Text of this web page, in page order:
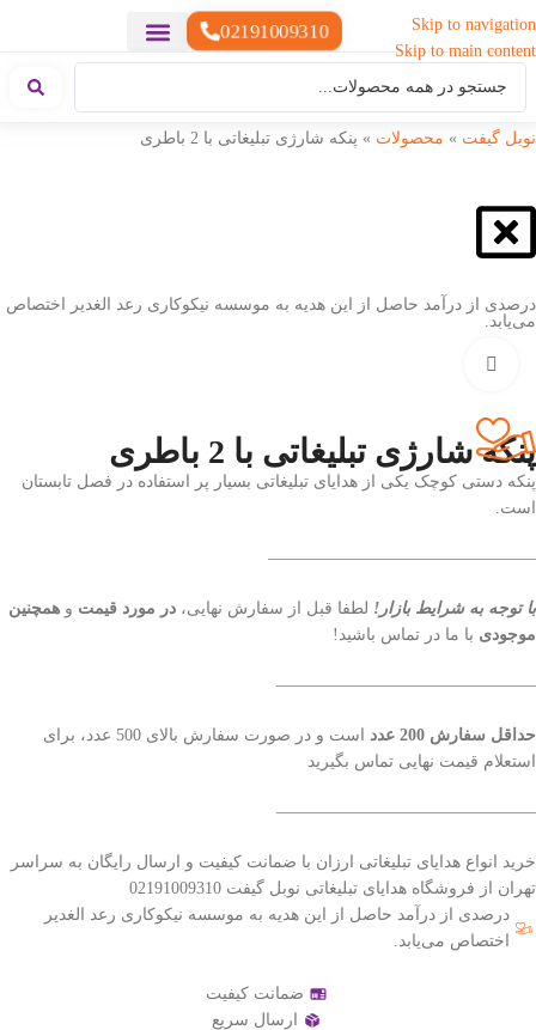
Skip to navigation
Skip to main content
02191009310
نوبل گیفت » محصولات » پنکه شارژی تبلیغاتی با 2 باطری
درصدی از درآمد حاصل از این هدیه به موسسه نیکوکاری رعد الغدیر اختصاص
می‌یابد.
پنکه شارژی تبلیغاتی با 2 باطری
پنکه دستی کوچک یکی از هدایای تبلیغاتی بسیار پر استفاده در فصل تابستان
است.
————————————————
با توجه به شرایط بازار! لطفا قبل از سفارش نهایی، در مورد قیمت و همچنین
موجودی با ما در تماس باشید!
———————————————–
حداقل سفارش 200 عدد
است و در صورت سفارش بالای 500 عدد، برای
استعلام قیمت نهایی تماس بگیرید
———————————————–
خرید انواع هدایای تبلیغاتی ارزان با ضمانت کیفیت و ارسال رایگان به سراسر
تهران از فروشگاه هدایای تبلیغاتی نوبل گیفت 02191009310
درصدی از درآمد حاصل از این هدیه به موسسه نیکوکاری رعد الغدیر
اختصاص می‌یابد.
ضمانت کیفیت
ارسال سریع